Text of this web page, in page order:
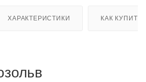
ХАРАКТЕРИСТИКИ КАК КУПИТЬ